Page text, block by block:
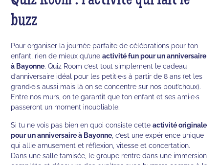
buzz
Pour organiser la journée parfaite de célébrations pour ton
enfant, rien de mieux qu’uneactivité fun pour un anniversaire
à Bayonne. Quiz Room c’est tout simplement le cadeau
d’anniversaire idéal pour les petit·e·s à partir de 8 ans (et les
grand·e·s aussi mais là on se concentre sur nos bout’choux).
Entre nos murs, on te garantit que ton enfant et ses ami·e·s
passeront un moment inoubliable.
Si tu ne vois pas bien en quoi consiste cetteactivité originale
pour un anniversaire à Bayonne , c’est une expérience unique
qui allie amusement et réflexion, vitesse et concertation.
Dans une salle tamisée, le groupe rentre dans une immersion